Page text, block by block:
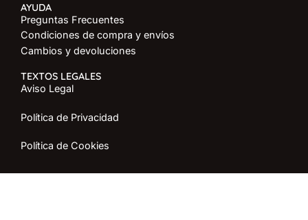
AYUDA
Preguntas Frecuentes
Condiciones de compra y envíos
Cambios y devoluciones
TEXTOS LEGALES
Aviso Legal
Política de Privacidad
Política de Cookies